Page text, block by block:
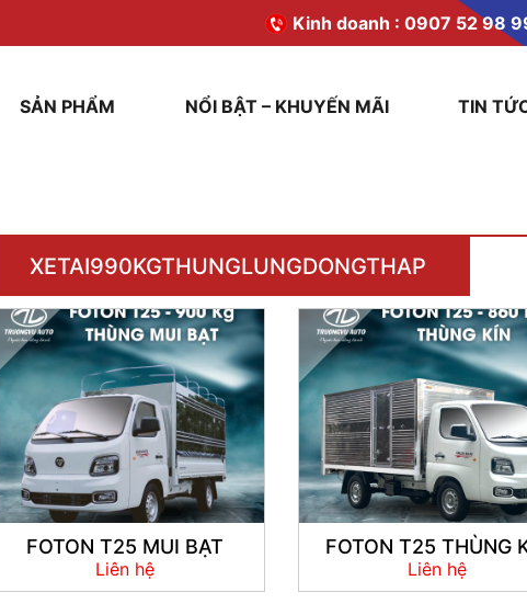
Kinh doanh : 0907 52 98
SẢN PHẨM NỔI BẬT – KHUYẾN MÃI TIN
XETAI990KGTHUNGLUNGDONGTHAP
FOTON T25 MUI BẠT
Liên hệ
FOTON T25 THÙNG
Liên hệ